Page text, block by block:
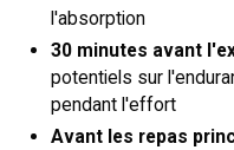
l'absorption
30 minutes avant
potentiels sur
pendant l'effort
Avant les repas